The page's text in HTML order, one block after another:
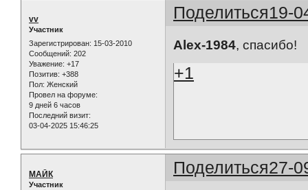
Поделиться19-
vv
Участник
Зарегистрирован: 15-03-2010
Сообщений: 202
Уважение: +17
Позитив: +388
Пол: Женский
Провел на форуме:
9 дней 6 часов
Последний визит:
03-04-2025 15:46:25
Alex-1984, спасибо!
+1
Поделиться27-
МАЙК
Участник